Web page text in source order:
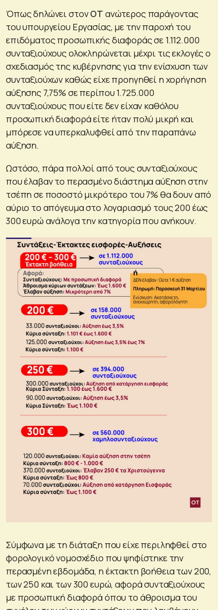
Όπως δηλώνει στονΟΤ ανώτερος παράγοντας
του υπουργείου Εργασίας, με την παροχή του
επιδόματος προσωπικής διαφοράς σε 1.112.000
συνταξιούχους ολοκληρώνεται μέχρι τις εκλογές ο
σχεδιασμός της κυβέρνησης για την ενίσχυση των
συνταξιούχων καθώς είχε προηγηθεί η χορήγηση
αύξησης 7,75% σε περίπου 1.725.000
συνταξιούχους που είτε δεν είχαν καθόλου
προσωπική διαφορά είτε ήταν πολύ μικρή και
μπόρεσε να υπερκαλυφθεί από την παραπάνω
αύξηση.
Ωστόσο, πάρα πολλοί από τους συνταξιούχους
που έλαβαν το περασμένο διάστημα αύξηση στην
τσέπη σε ποσοστό μικρότερο του 7% θα δουν από
αύριο το απόγευμα στο λογαριασμό τους 200 έως
300 ευρώ ανάλογα την κατηγορία που ανήκουν.
Σύμφωνα με τη διάταξη που είχε περιληφθεί στο
φορολογικό νομοσχέδιο που ψηφίστηκε την
περασμένη εβδομάδα, η έκτακτη βοήθεια των 200,
των 250 και των 300 ευρώ, αφορά συνταξιούχους
με προσωπική διαφορά όπου το άθροισμα του